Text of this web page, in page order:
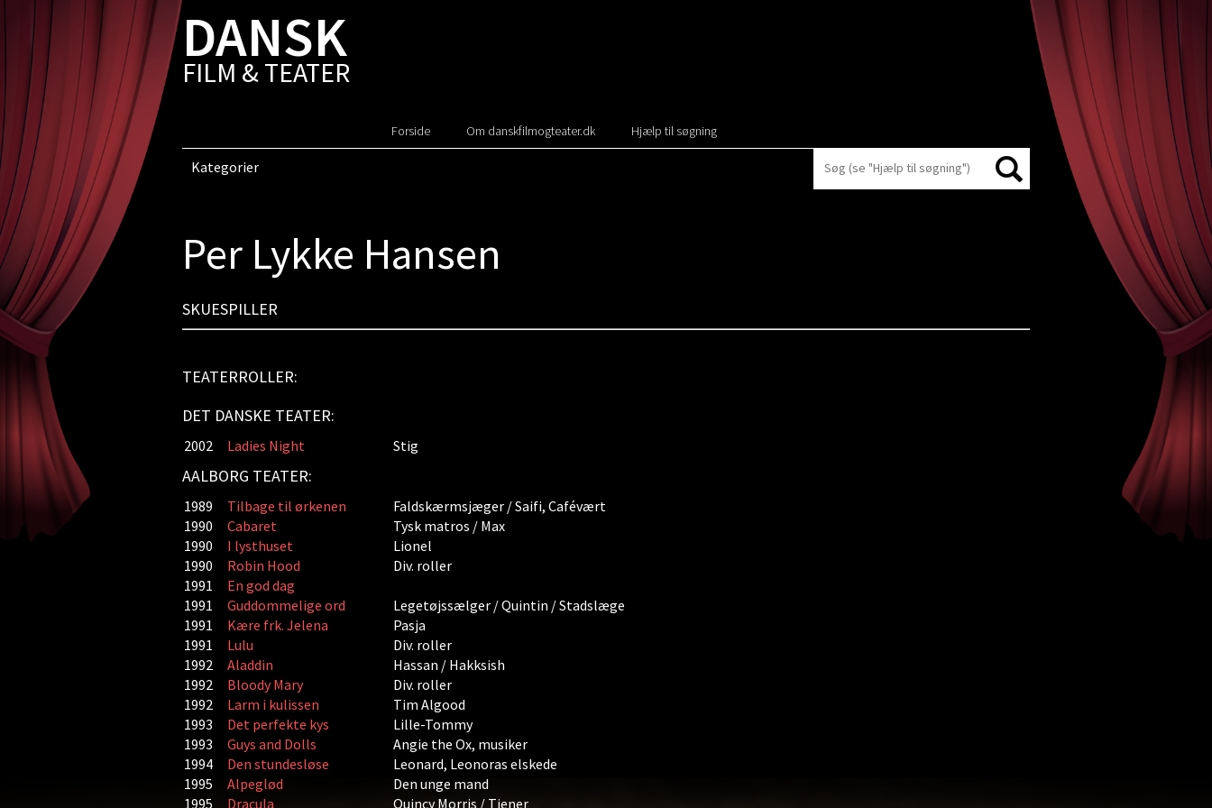
DANSK
FILM & TEATER
Forside Om danskfilmogteater.dk Hjælp til søgning
Kategorier
Per Lykke Hansen
SKUESPILLER
TEATERROLLER:
DET DANSKE TEATER:
2002 Ladies Night Stig
AALBORG TEATER:
1989 Tilbage til ørkenen
Faldskærmsjæger / Saifi, Cafévært
1990
Cabaret
Tysk matros / Max
1990
I lysthuset
Lionel
1990
Robin Hood
Div. roller
1991
En god dag
1991
Guddommelige ord
Legetøjssælger / Quintin / Stadslæge
1991
Kære frk. Jelena
Pasja
1991
Lulu
Div. roller
1992
Aladdin
Hassan / Hakksish
1992
Bloody Mary
Div. roller
1992
Larm i kulissen
Tim Algood
1993
Det perfekte kys
Lille-Tommy
1993
Guys and Dolls
Angie the Ox, musiker
1994
Den stundesløse
Leonard, Leonoras elskede
1995
Alpeglød
Den unge mand
1995
Dracula Quincy Morris / Tjener